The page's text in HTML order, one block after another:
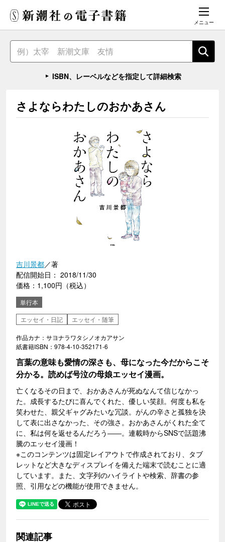
メニュー
ISBN、レーベルなどを指定して詳細検索
さよならわたしのおかあさん
吉川景都／著
配信開始日： 2018/11/30
価格：1,100円（税込）
単行本
エッセイ・日記
エッセイ・随筆
作品カナ：サヨナラワタシノオカアサン
紙書籍ISBN：978-4-10-352171-6
言葉の意味も愛情の深さも、母になった今だからこそ
分かる。読めば号泣の母娘エッセイ漫画。
亡くなるその日まで、おかあさんが死ぬなんて信じなかっ
た。成長するたびに喜んでくれた、優しい笑顔。何度も私を
笑わせた、親父ギャグみたいな冗談。がんの辛さと孤独を決
して表に出さなかった、その強さ。おかあさんがくれた全て
に、私は何を返せるんだろう――。連載時からSNSで話題沸
騰のエッセイ漫画！
※このコンテンツは固定レイアウトで作成されており、タブ
レットなど大きなディスプレイを備えた端末で読むことに適
しています。また、文字列のハイライトや検索、辞書の参
照、引用などの機能が使用できません。
関連記事